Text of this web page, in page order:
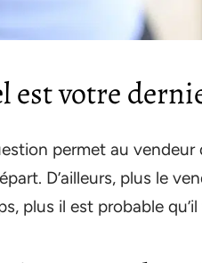
est votre
permet au vendeur
D’ailleurs, plus le
plus il est probable